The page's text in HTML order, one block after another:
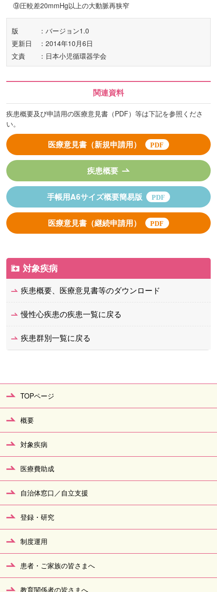
⑨圧較差20mmHg以上の大動脈再狭窄
版
：バージョン1.0
更新日
：2014年10月6日
文責
：日本小児循環器学会
関連資料
疾患概要及び申請用の医療意見書（PDF）等は下記を参照くださ
い。
医療意見書（新規申請用）
疾患概要
手帳用A6サイズ概要簡易版
医療意見書（継続申請用）
対象疾病
疾患概要、医療意見書等のダウンロード
慢性心疾患の疾患一覧に戻る
疾患群別一覧に戻る
TOPページ
概要
対象疾病
医療費助成
自治体窓口／自立支援
登録・研究
制度運用
患者・ご家族の皆さまへ
教育関係者の皆さまへ